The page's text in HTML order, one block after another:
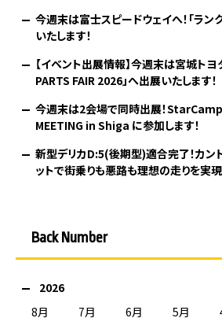
今週末は富士スピードウェイへ！「ラン
いたします！
【イベント出展情報】今週末は宮城ト
PARTS FAIR 2026」へ出展いたします！
今週末は2会場で同時出展！
MEETING in Shiga に参加します！
新型デリカD:5(後期型)適合完了！カン
ットで街乗りも悪路も理想の走りを実現
Back Number
2026
8月
7月 6月 5月